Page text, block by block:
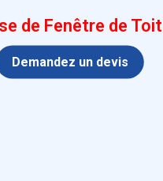
de Fenêtre de Toit
Demandez un devis